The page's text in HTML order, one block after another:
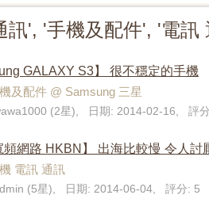
訊', '手機及配件', '電
GALAXY S3】 很不穩定的手機
及配件 @ Samsung 三星
(2星), 日期: 2014-02-16, 評
頻網路 HKBN】 出海比較慢 令人討
電訊 通訊
(5星), 日期: 2014-06-04, 評分: 5